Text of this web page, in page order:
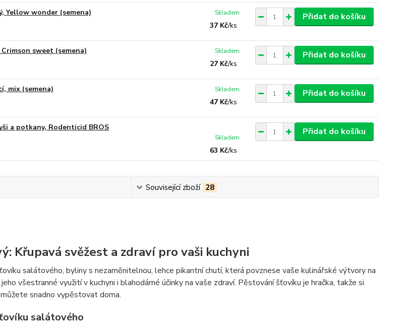
Yellow wonder (semena)
37 Kč/ks
Skladem Přidat do košíku
sweet (semena)
27 Kč/ks
Skladem Přidat do košíku
mix (semena)
47 Kč/ks
Skladem Přidat do košíku
a potkany, Rodenticid BROS
63 Kč/ks
Skladem
Přidat do košíku
Související zboží 28
Křupavá svěžest a zdraví pro vaši kuchyni
salátového, byliny s nezaměnitelnou, lehce pikantní chutí, která povznese vaše kulinářské výtvory na
všestranné využití v kuchyni i blahodárné účinky na vaše zdraví. Pěstování šťovíku je hračka, takže si
snadno vypěstovat doma.
salátového